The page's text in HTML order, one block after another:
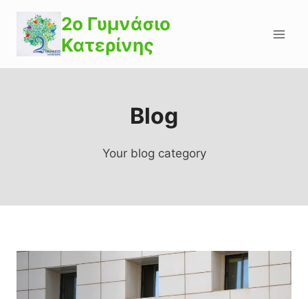
Skip
content
2o Γυμνάσιο
Κατερίνης
Blog
Your blog category